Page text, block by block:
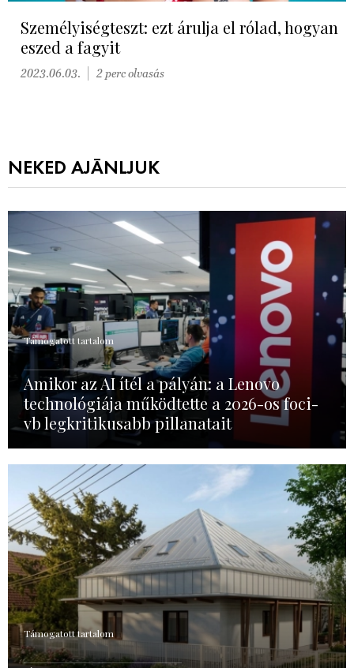
Személyiségteszt: ezt árulja el rólad, hogyan
eszed a fagyit
2023.06.03. 2 perc olvasás
NEKED AJÁNLJUK
Támogatott tartalom
Amikor az AI ítél a pályán: a Lenovo
technológiája működtette a 2026-os foci-
vb legkritikusabb pillanatait
Támogatott tartalom